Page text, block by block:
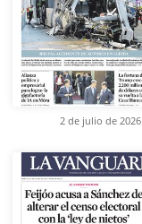
2 de julio de 2026